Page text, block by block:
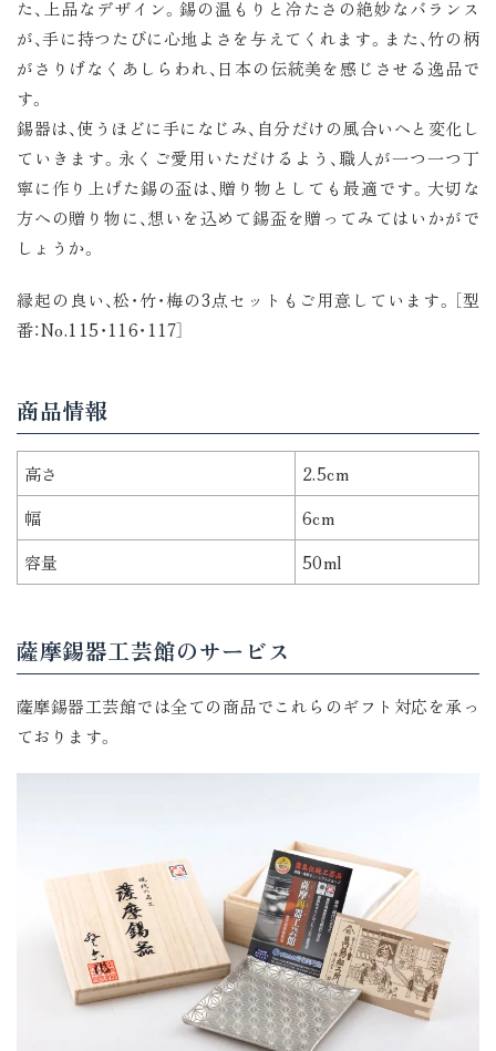
た、上品なデザイン。錫の温もりと冷たさの絶妙なバランス
が、手に持つたびに心地よさを与えてくれます。また、竹の柄
がさりげなくあしらわれ、日本の伝統美を感じさせる逸品で
す。
錫器は、使うほどに手になじみ、自分だけの風合いへと変化し
ていきます。永くご愛用いただけるよう、職人が一つ一つ丁
寧に作り上げた錫の盃は、贈り物としても最適です。大切な
方への贈り物に、想いを込めて錫盃を贈ってみてはいかがで
しょうか。
縁起の良い、松・竹・梅の3点セットもご用意しています。［型
番：No.115・116・117］
商品情報
高さ
2.5cm
幅
6cm
容量
50ml
薩摩錫器工芸館のサービス
薩摩錫器工芸館では全ての商品でこれらのギフト対応を承っ
ております。